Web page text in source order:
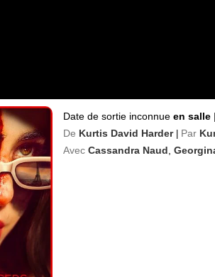
Date de sortie inconnue en salle |
De Kurtis David Harder | Par
Avec Cassandra Naud